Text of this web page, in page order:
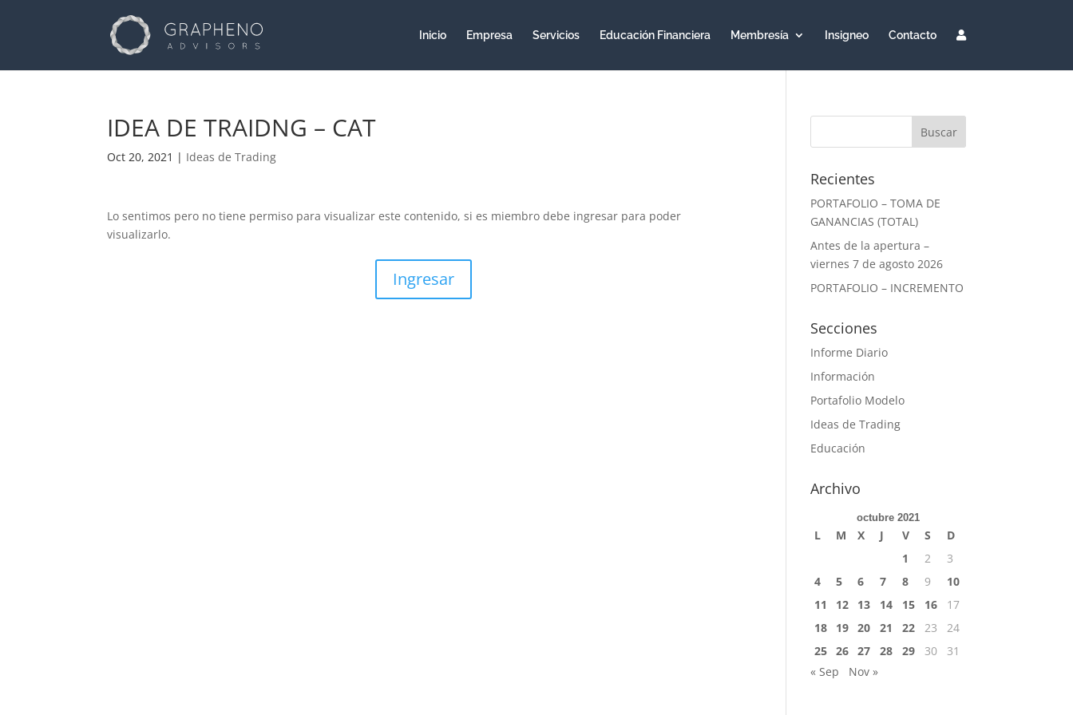
Inicio Empresa Servicios Educación Financiera Membresía Insigneo Contacto
IDEA DE TRAIDNG – CAT
Oct 20, 2021 | Ideas de Trading
Lo sentimos pero no tiene permiso para visualizar este contenido, si es miembro debe ingresar para poder
visualizarlo.
Ingresar
Recientes
PORTAFOLIO – TOMA DE
GANANCIAS (TOTAL)
Antes de la apertura –
viernes 7 de agosto 2026
PORTAFOLIO – INCREMENTO
Secciones
Informe Diario
Información
Portafolio Modelo
Ideas de Trading
Educación
Archivo
octubre 2021
L M X J V S
D
1
2
3
4
5 6 7 8 9
10
11
12 13 14 15 16
17
18
19 20 21 22 23
24
25 26 27 28 29 30
31
« Sep
Nov »